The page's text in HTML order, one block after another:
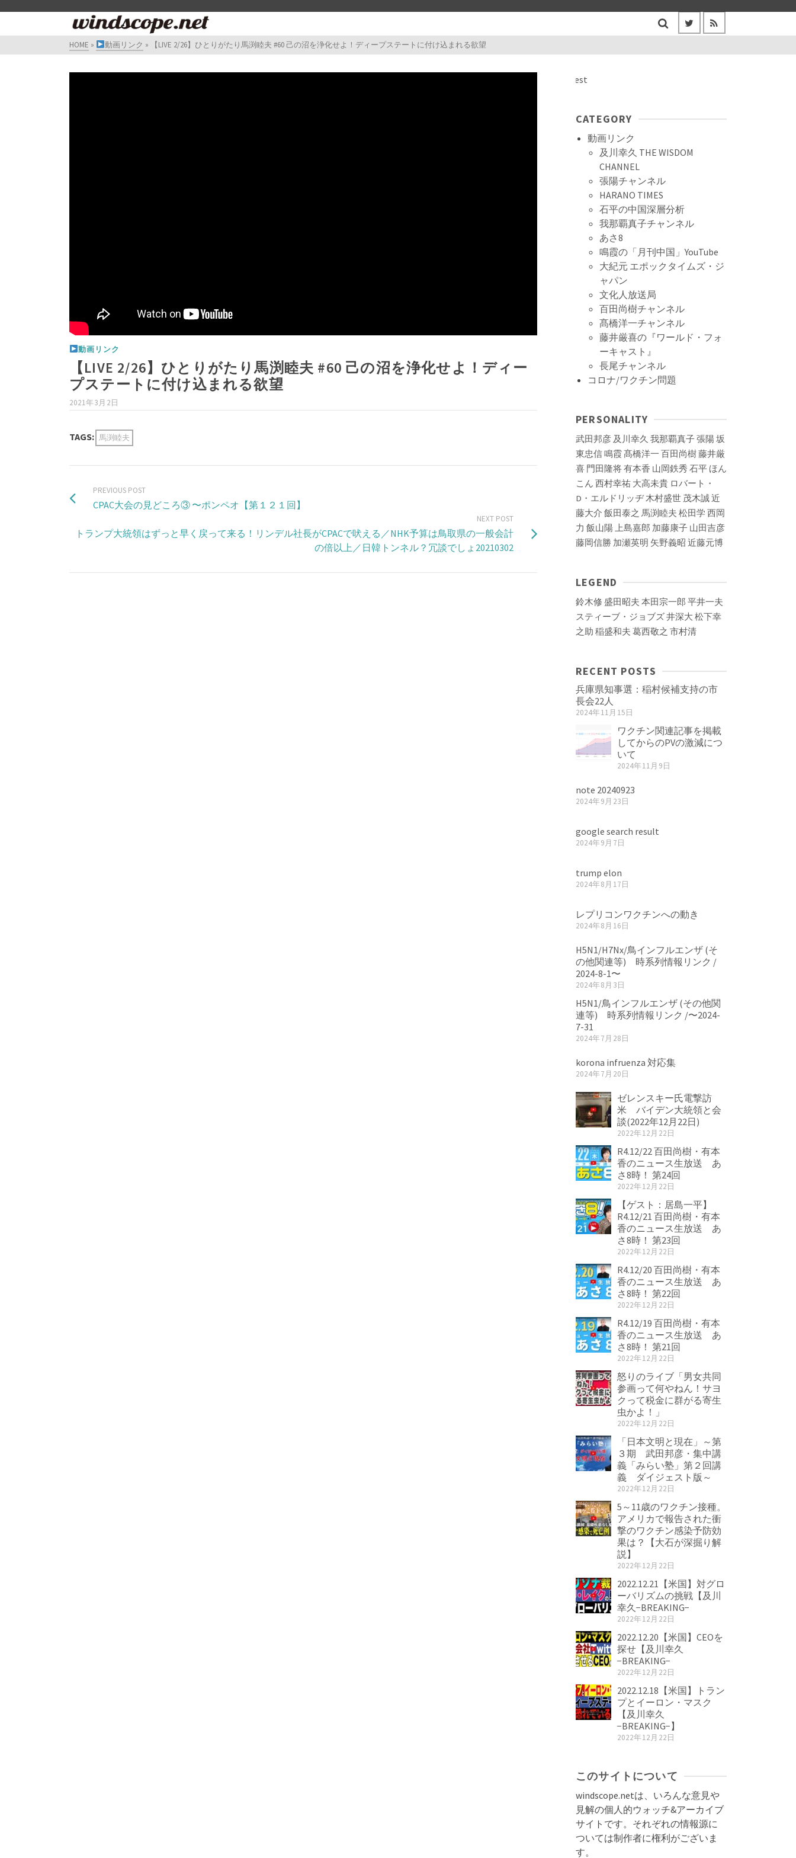
HOME » 動画リンク » 【LIVE 2/26】ひとりがたり馬渕睦夫 #60 己の沼を浄化せよ！ディープステートに付け込まれる欲望
動画リンク
【LIVE 2/26】ひとりがたり馬渕睦夫 #60 己の沼を浄化せよ！ディー
プステートに付け込まれる欲望
2021年3月2日
TAGS: 馬渕睦夫
PREVIOUS POST
CPAC大会の見どころ③ 〜ポンペオ【第１２１回】
NEXT POST
トランプ大統領はずっと早く戻って来る！リンデル社長がCPACで吠える／NHK予算は鳥取県の一般会計
の倍以上／日韓トンネル？冗談でしょ20210302
CATEGORY
動画リンク
及川幸久 THE WISDOM
CHANNEL
張陽チャンネル
HARANO TIMES
石平の中国深層分析
我那覇真子チャンネル
あさ8
鳴霞の「月刊中国」YouTube
大紀元 エポックタイムズ・ジ
ャパン
文化人放送局
百田尚樹チャンネル
髙橋洋一チャンネル
藤井厳喜の『ワールド・フォ
ーキャスト』
長尾チャンネル
コロナ/ワクチン問題
PERSONALITY
武田邦彦 及川幸久 我那覇真子張陽坂
東忠信鳴霞 髙橋洋一 百田尚樹藤井厳
喜 門田隆将有本香 山岡鉄秀 石平 ほん
こん 西村幸祐 大高未貴 ロバート・
D・エルドリッヂ木村盛世 茂木誠近
藤大介 飯田泰之 馬渕睦夫 松田学 西岡
力 飯山陽上島嘉郎 加藤康子 山田吉彦
藤岡信勝 加瀬英明 矢野義昭 近藤元博
LEGEND
鈴木修 盛田昭夫 本田宗一郎 平井一夫
スティーブ・ジョブズ井深大 松下幸
之助 稲盛和夫 葛西敬之 市村清
RECENT POSTS
兵庫県知事選：稲村候補支持の市
長会22人
2024年11月15日
ワクチン関連記事を掲載
してからのPVの激減につ
いて
2024年11月9日
note 20240923
2024年9月23日
google search result
2024年9月7日
trump elon
2024年8月17日
レプリコンワクチンへの動き
2024年8月16日
H5N1/H7Nx/鳥インフルエンザ (そ
の他関連等) 時系列情報リンク /
2024-8-1〜
2024年8月3日
H5N1/鳥インフルエンザ (その他関
連等) 時系列情報リンク /〜2024-
7-31
2024年7月28日
korona infruenza 対応集
2024年7月20日
ゼレンスキー氏電撃訪
米 バイデン大統領と会
談(2022年12月22日)
2022年12月22日
R4.12/22 百田尚樹・有本
香のニュース生放送 あ
さ8時！ 第24回
2022年12月22日
【ゲスト：居島一平】
R4.12/21 百田尚樹・有本
香のニュース生放送 あ
さ8時！ 第23回
2022年12月22日
R4.12/20 百田尚樹・有本
香のニュース生放送 あ
さ8時！ 第22回
2022年12月22日
R4.12/19 百田尚樹・有本
香のニュース生放送 あ
さ8時！ 第21回
2022年12月22日
怒りのライブ「男女共同
参画って何やねん！サヨ
クって税金に群がる寄生
虫かよ！」
2022年12月22日
「日本文明と現在」～第
３期 武田邦彦・集中講
義「みらい塾」第２回講
義 ダイジェスト版～
2022年12月22日
5～11歳のワクチン接種。
アメリカで報告された衝
撃のワクチン感染予防効
果は？【大石が深掘り解
説】
2022年12月22日
2022.12.21【米国】対グロ
ーバリズムの挑戦【及川
幸久−BREAKING−
2022年12月22日
2022.12.20【米国】CEOを
探せ【及川幸久
−BREAKING−
2022年12月22日
2022.12.18【米国】トラン
プとイーロン・マスク
【及川幸久
−BREAKING−】
2022年12月22日
このサイトについて
windscope.netは、いろんな意見や
見解の個人的ウォッチ&アーカイブ
サイトです。それぞれの情報源に
ついては制作者に権利がございま
す。